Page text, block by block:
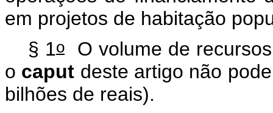
em projetos de habitação
§ 1o
O volume de
o caput deste artigo não
bilhões de reais).